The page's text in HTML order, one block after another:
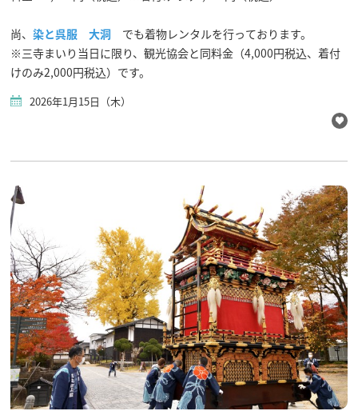
尚、染と呉服 大洞 でも着物レンタルを行っております。
※三寺まいり当日に限り、観光協会と同料金（4,000円税込、着付
けのみ2,000円税込）です。
2026年1月15日（木）